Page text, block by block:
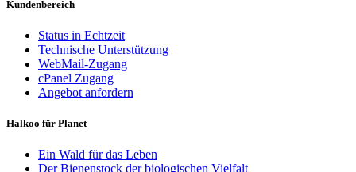
Kundenbereich
Status in Echtzeit
Technische Unterstützung
WebMail-Zugang
cPanel Zugang
Angebot anfordern
Halkoo für Planet
Ein Wald für das Leben
Der Bienenstock der biologischen Vielfalt